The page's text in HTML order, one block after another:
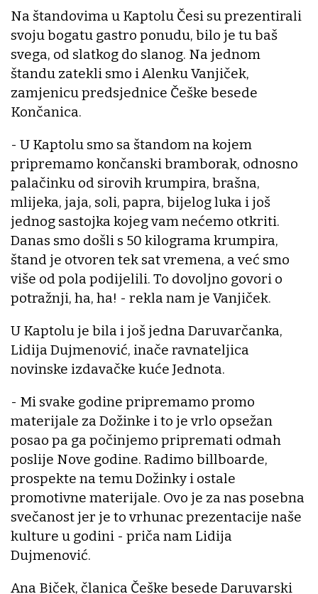
Na štandovima u Kaptolu Česi su prezentirali
svoju bogatu gastro ponudu, bilo je tu baš
svega, od slatkog do slanog. Na jednom
štandu zatekli smo i Alenku Vanjiček,
zamjenicu predsjednice Češke besede
Končanica.
- U Kaptolu smo sa štandom na kojem
pripremamo končanski bramborak, odnosno
palačinku od sirovih krumpira, brašna,
mlijeka, jaja, soli, papra, bijelog luka i još
jednog sastojka kojeg vam nećemo otkriti.
Danas smo došli s 50 kilograma krumpira,
štand je otvoren tek sat vremena, a već smo
više od pola podijelili. To dovoljno govori o
potražnji, ha, ha! - rekla nam je Vanjiček.
U Kaptolu je bila i još jedna Daruvarčanka,
Lidija Dujmenović, inače ravnateljica
novinske izdavačke kuće Jednota.
- Mi svake godine pripremamo promo
materijale za Dožinke i to je vrlo opsežan
posao pa ga počinjemo pripremati odmah
poslije Nove godine. Radimo billboarde,
prospekte na temu Dožinky i ostale
promotivne materijale. Ovo je za nas posebna
svečanost jer je to vrhunac prezentacije naše
kulture u godini - priča nam Lidija
Dujmenović.
Ana Biček, članica Češke besede Daruvarski